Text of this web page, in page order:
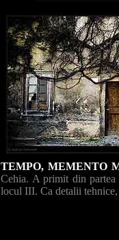
TEMPO, MEMENTO
Cehia. A primit din
locul III. Ca detalii